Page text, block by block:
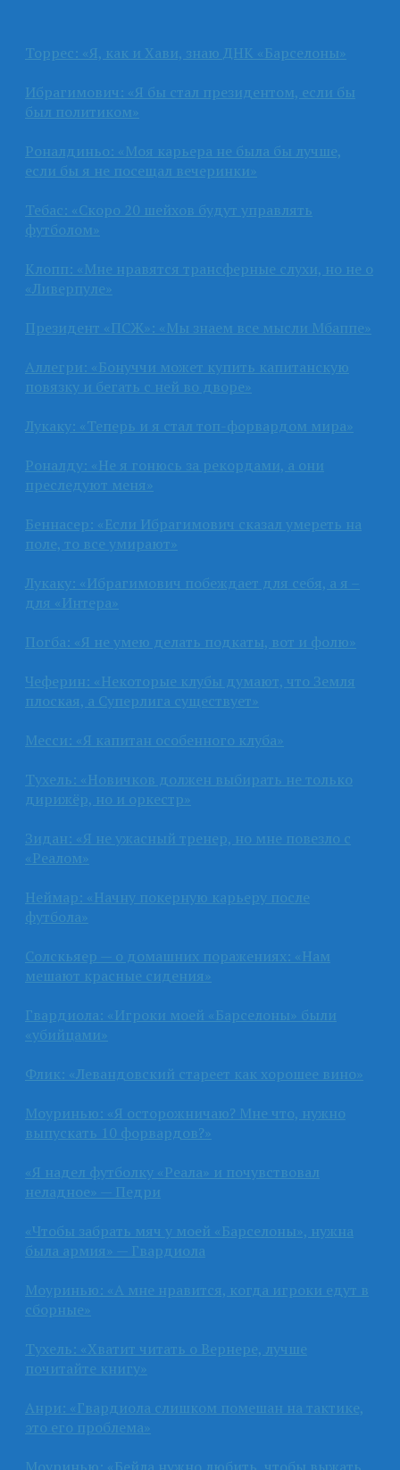
Торрес: «Я, как и Хави, знаю ДНК «Барселоны»
Ибрагимович: «Я бы стал президентом, если бы
был политиком»
Роналдиньо: «Моя карьера не была бы лучше,
если бы я не посещал вечеринки»
Тебас: «Скоро 20 шейхов будут управлять
футболом»
Клопп: «Мне нравятся трансферные слухи, но не о
«Ливерпуле»
Президент «ПСЖ»: «Мы знаем все мысли Мбаппе»
Аллегри: «Бонуччи может купить капитанскую
повязку и бегать с ней во дворе»
Лукаку: «Теперь и я стал топ-форвардом мира»
Роналду: «Не я гонюсь за рекордами, а они
преследуют меня»
Беннасер: «Если Ибрагимович сказал умереть на
поле, то все умирают»
Лукаку: «Ибрагимович побеждает для себя, а я –
для «Интера»
Погба: «Я не умею делать подкаты, вот и фолю»
Чеферин: «Некоторые клубы думают, что Земля
плоская, а Суперлига существует»
Месси: «Я капитан особенного клуба»
Тухель: «Новичков должен выбирать не только
дирижёр, но и оркестр»
Зидан: «Я не ужасный тренер, но мне повезло с
«Реалом»
Неймар: «Начну покерную карьеру после
футбола»
Солскьяер — о домашних поражениях: «Нам
мешают красные сидения»
Гвардиола: «Игроки моей «Барселоны» были
«убийцами»
Флик: «Левандовский стареет как хорошее вино»
Моуринью: «Я осторожничаю? Мне что, нужно
выпускать 10 форвардов?»
«Я надел футболку «Реала» и почувствовал
неладное» — Педри
«Чтобы забрать мяч у моей «Барселоны», нужна
была армия» — Гвардиола
Моуринью: «А мне нравится, когда игроки едут в
сборные»
Тухель: «Хватит читать о Вернере, лучше
почитайте книгу»
Анри: «Гвардиола слишком помешан на тактике,
это его проблема»